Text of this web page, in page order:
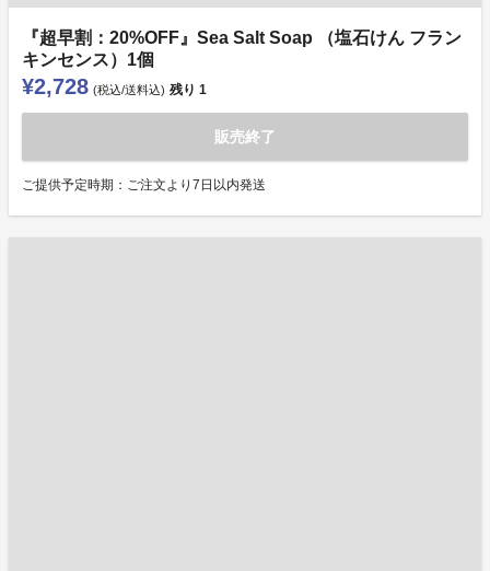
『超早割：20%OFF』Sea Salt Soap （塩石けん フラン
キンセンス）1個
¥2,728 (税込/送料込) 残り 1
販売終了
ご提供予定時期：ご注文より7日以内発送